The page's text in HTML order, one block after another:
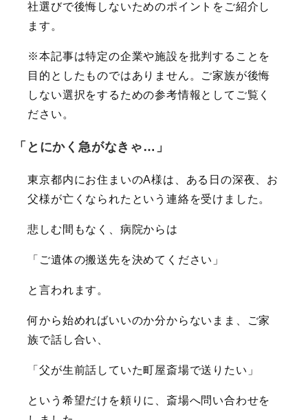
社選びで後悔しないためのポイントをご紹介し
ます。
※本記事は特定の企業や施設を批判することを
目的としたものではありません。ご家族が後悔
しない選択をするための参考情報としてご覧く
ださい。
「とにかく急がなきゃ…」
東京都内にお住まいのA様は、ある日の深夜、お
父様が亡くなられたという連絡を受けました。
悲しむ間もなく、病院からは
「ご遺体の搬送先を決めてください」
と言われます。
何から始めればいいのか分からないまま、ご家
族で話し合い、
「父が生前話していた町屋斎場で送りたい」
という希望だけを頼りに、斎場へ問い合わせを